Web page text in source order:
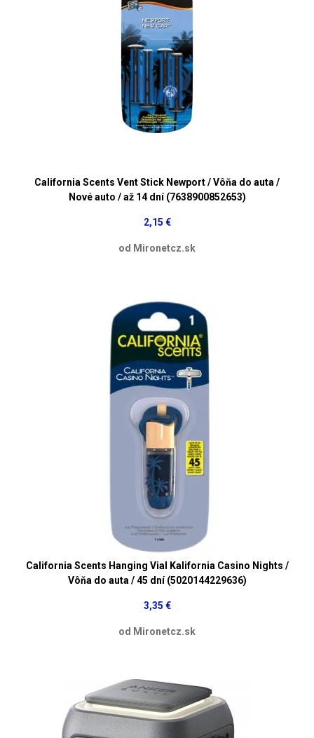
California Scents Vent Stick Newport / Vôňa do auta /
Nové auto / až 14 dní (7638900852653)
2,15 €
od Mironetcz.sk
California Scents Hanging Vial Kalifornia Casino Nights /
Vôňa do auta / 45 dní (5020144229636)
3,35 €
od Mironetcz.sk